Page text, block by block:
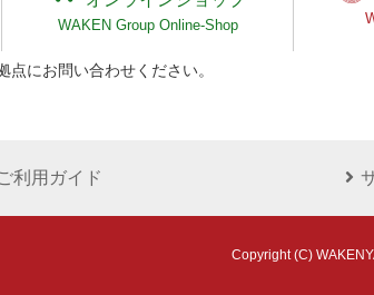
WAKEN Group Online-Shop
にお問い合わせください。
利用ガイド
Copyright (C)